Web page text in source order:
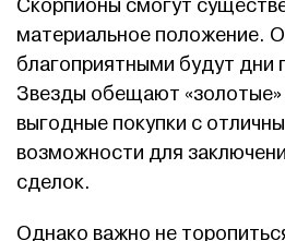
Скорпионы смогут
материальное положение.
благоприятными будут дни
Звезды обещают
выгодные покупки с
возможности для
сделок.
Однако важно не